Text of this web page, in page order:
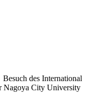
Besuch des International
Nagoya City University